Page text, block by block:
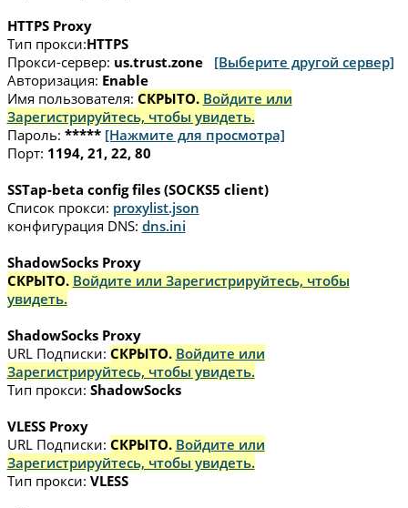
HTTPS Proxy
Тип прокси:HTTPS
Прокси-сервер: us.trust.zone
[Выберите другой сервер]
Авторизация: Enable
Имя пользователя: СКРЫТО. Войдите или
Зарегистрируйтесь, чтобы увидеть.
Пароль: ***** [Нажмите для просмотра]
Порт: 1194, 21, 22, 80
SSTap-beta config files (SOCKS5 client)
Список прокси: proxylist.json
конфигурация DNS: dns.ini
ShadowSocks Proxy
СКРЫТО. Войдите или Зарегистрируйтесь, чтобы
увидеть.
ShadowSocks Proxy
URL Подписки: СКРЫТО. Войдите или
Зарегистрируйтесь, чтобы увидеть.
Тип прокси: ShadowSocks
VLESS Proxy
URL Подписки: СКРЫТО. Войдите или
Зарегистрируйтесь, чтобы увидеть.
Тип прокси: VLESS